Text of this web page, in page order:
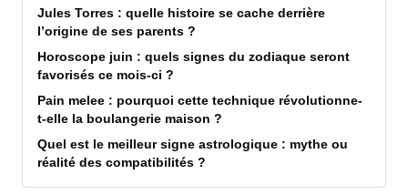
Jules Torres : quelle histoire se cache derrière
l’origine de ses parents ?
Horoscope juin : quels signes du zodiaque seront
favorisés ce mois-ci ?
Pain melee : pourquoi cette technique révolutionne-
t-elle la boulangerie maison ?
Quel est le meilleur signe astrologique : mythe ou
réalité des compatibilités ?